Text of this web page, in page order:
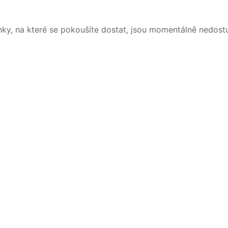
na které se pokoušíte dostat, jsou momentálně